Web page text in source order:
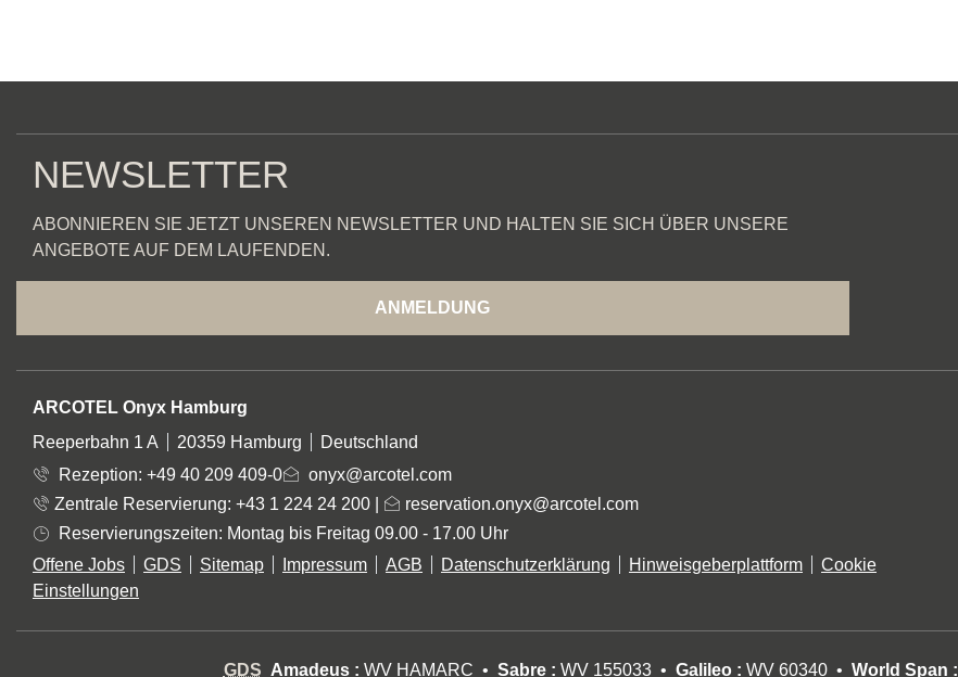
NEWSLETTER
ABONNIEREN SIE JETZT UNSEREN NEWSLETTER UND HALTEN SIE SICH ÜBER UNSERE
ANGEBOTE AUF DEM LAUFENDEN.
ANMELDUNG
ADRESSE
ARCOTEL Onyx Hamburg
Reeperbahn 1 A
20359 Hamburg
Deutschland
Rezeption: +49 40 209 409-0
onyx@arcotel.com
Zentrale Reservierung: +43 1 224 24 200
reservation.onyx@arcotel.com
Reservierungszeiten: Montag bis Freitag 09.00 - 17.00 Uhr
Offene Jobs
GDS Sitemap Impressum AGB Datenschutzerklärung Hinweisgeberplattform
Cookie
Einstellungen
GDS Amadeus : WV HAMARC Sabre : WV 155033 Galileo : WV 60340 World Span :